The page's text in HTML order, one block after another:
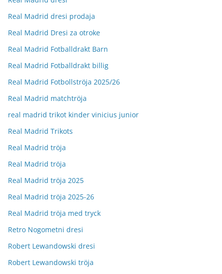
Real Madrid dresi prodaja
Real Madrid Dresi za otroke
Real Madrid Fotballdrakt Barn
Real Madrid Fotballdrakt billig
Real Madrid Fotbollströja 2025/26
Real Madrid matchtröja
real madrid trikot kinder vinicius junior
Real Madrid Trikots
Real Madrid tröja
Real Madrid tröja
Real Madrid tröja 2025
Real Madrid tröja 2025-26
Real Madrid tröja med tryck
Retro Nogometni dresi
Robert Lewandowski dresi
Robert Lewandowski tröja